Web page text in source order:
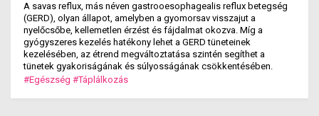
A savas reflux, más néven gastrooesophagealis reflux betegség
(GERD), olyan állapot, amelyben a gyomorsav visszajut a
nyelőcsőbe, kellemetlen érzést és fájdalmat okozva. Míg a
gyógyszeres kezelés hatékony lehet a GERD tüneteinek
kezelésében, az étrend megváltoztatása szintén segíthet a
tünetek gyakoriságának és súlyosságának csökkentésében.
#Egészség #Táplálkozás